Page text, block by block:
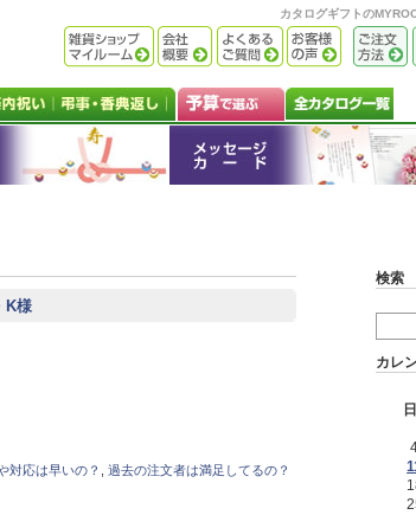
カタログギフトの
K様
対応は早いの？ 過去の注文者は満足してるの？
検索
カレ
日